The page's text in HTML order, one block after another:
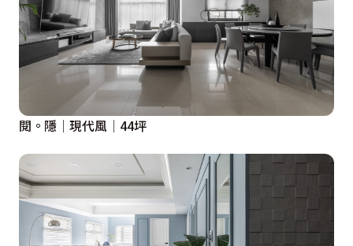
閱。隱│現代風│44坪